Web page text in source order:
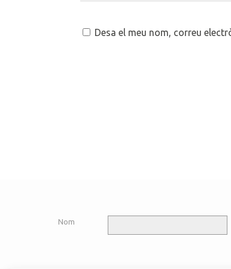
Desa el meu nom, correu
Nom